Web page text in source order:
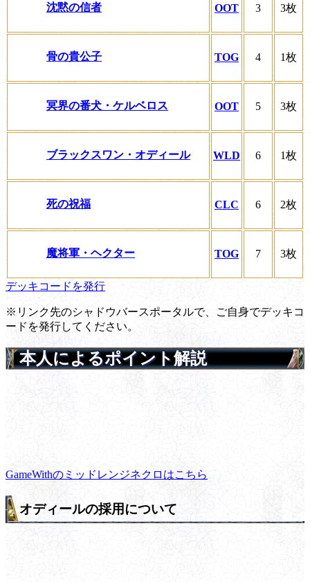
沈黙の信者 OOT 3 3枚
骨の貴公子 TOG 4 1枚
冥界の番犬・ケルベロス OOT 5 3枚
ブラックスワン・オディール WLD 6 1枚
死の祝福 CLC 6 2枚
魔将軍・ヘクター TOG 7 3枚
デッキコードを発行
※リンク先のシャドウバースポータルで、ご自身でデッキコ
ードを発行してください。
本人によるポイント解説
GameWithのミッドレンジネクロはこちら
オディールの採用について